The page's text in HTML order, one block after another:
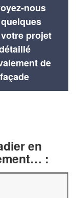
nous
projet
de
façade
en
: